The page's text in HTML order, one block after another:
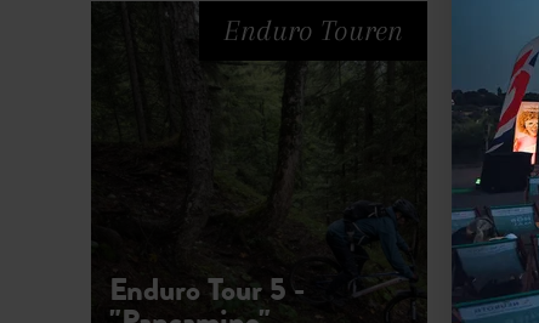
Enduro Touren
Enduro Tour 5 -